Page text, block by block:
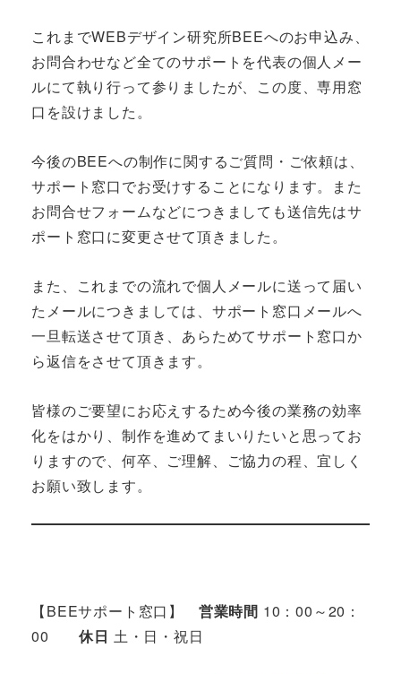
これまでWEBデザイン研究所BEEへのお申込み、
お問合わせなど全てのサポートを代表の個人メー
ルにて執り行って参りましたが、この度、専用窓
口を設けました。
今後のBEEへの制作に関するご質問・ご依頼は、
サポート窓口でお受けすることになります。また
お問合せフォームなどにつきましても送信先はサ
ポート窓口に変更させて頂きました。
また、これまでの流れで個人メールに送って届い
たメールにつきましては、サポート窓口メールへ
一旦転送させて頂き、あらためてサポート窓口か
ら返信をさせて頂きます。
皆様のご要望にお応えするため今後の業務の効率
化をはかり、制作を進めてまいりたいと思ってお
りますので、何卒、ご理解、ご協力の程、宜しく
お願い致します。
【BEEサポート窓口】 営業時間 10：00～20：
00休日 土・日・祝日